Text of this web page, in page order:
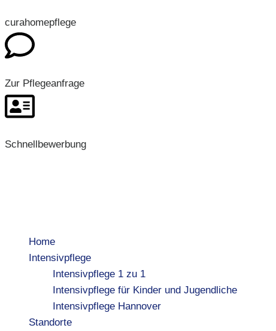
curahomepflege
Zur Pflegeanfrage
Schnellbewerbung
Home
Intensivpflege
Intensivpflege 1 zu 1
Intensivpflege für Kinder und Jugendliche
Intensivpflege Hannover
Standorte